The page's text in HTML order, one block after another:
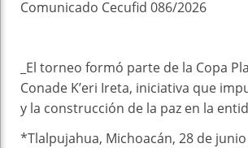
Comunicado Cecufid 086/2026
_El torneo formó parte de la Copa
Conade K’eri Ireta, iniciativa que
y la construcción de la paz en la
*Tlalpujahua, Michoacán, 28 de junio